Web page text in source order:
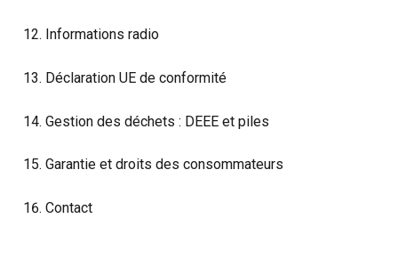
Informations radio
Déclaration UE de conformité
Gestion des déchets : DEEE et piles
Garantie et droits des consommateurs
Contact